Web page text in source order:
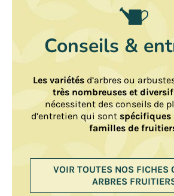
Conseils &
Les variétésd’arbres ou
très nombreuses et
nécessitent des conseils de
d’entretien qui sont spécifiques
familles de
VOIR TOUTES NOS FICHES
ARBRES